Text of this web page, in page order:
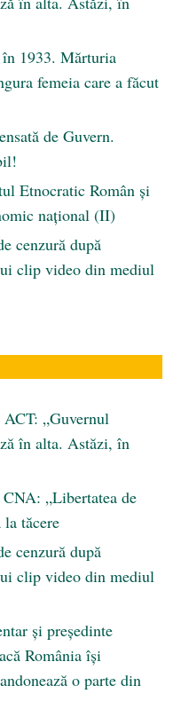
1933. Mărturia
femeia care a făcut
de Guvern.
Etnocratic Român şi
naţional (II)
cenzură după
clip video din mediul
„Guvernul
în alta. Astăzi, în
„Libertatea de
tăcere
cenzură după
clip video din mediul
și președinte
România își
o parte din